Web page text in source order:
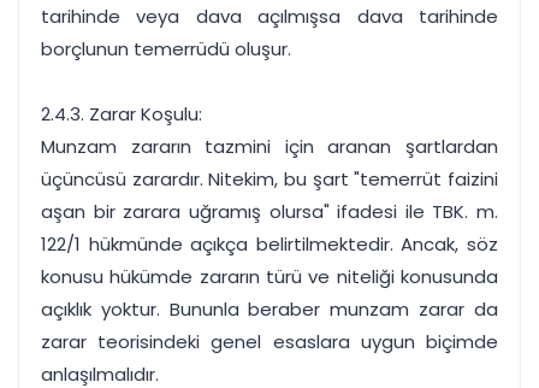
tarihinde veya dava açılmışsa dava tarihinde
borçlunun temerrüdü oluşur.
2.4.3. Zarar Koşulu:
Munzam zararın tazmini için aranan şartlardan
üçüncüsü zarardır. Nitekim, bu şart "temerrüt faizini
aşan bir zarara uğramış olursa" ifadesi ile TBK. m.
122/1 hükmünde açıkça belirtilmektedir. Ancak, söz
konusu hükümde zararın türü ve niteliği konusunda
açıklık yoktur. Bununla beraber munzam zarar da
zarar teorisindeki genel esaslara uygun biçimde
anlaşılmalıdır.